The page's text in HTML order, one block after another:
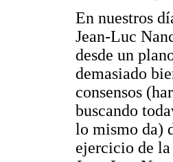
En nuestros
Jean-Luc
desde un
demasiado
consensos
buscando
lo mismo da)
ejercicio de